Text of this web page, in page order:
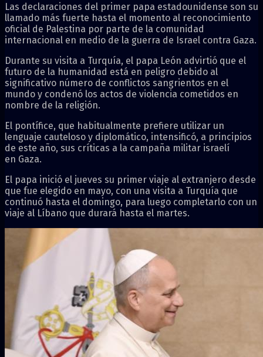
Las declaraciones del primer papa estadounidense son su
llamado más fuerte hasta el momento al reconocimiento
oficial de Palestina por parte de la comunidad
internacional en medio de la guerra de Israel contra Gaza.
Durante su visita a Turquía, el papa León advirtió que el
futuro de la humanidad está en peligro debido al
significativo número de conflictos sangrientos en el
mundo y condenó los actos de violencia cometidos en
nombre de la religión.
El pontífice, que habitualmente prefiere utilizar un
lenguaje cauteloso y diplomático, intensificó, a principios
de este año, sus críticas a la campaña militar israelí
en Gaza.
El papa inició el jueves su primer viaje al extranjero desde
que fue elegido en mayo, con una visita a Turquía que
continuó hasta el domingo, para luego completarlo con un
viaje al Líbano que durará hasta el martes.